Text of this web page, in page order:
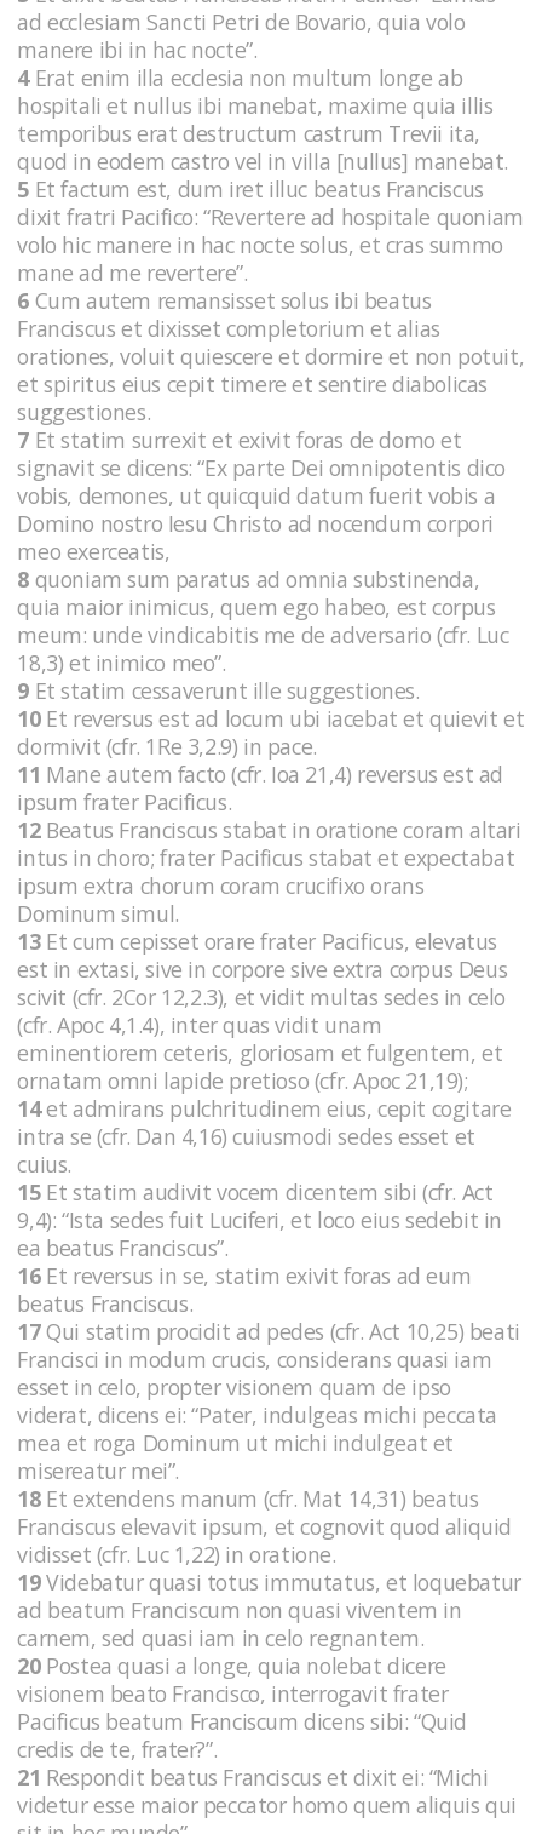
ad ecclesiam Sancti Petri de Bovario, quia volo
manere ibi in hac nocte”.
4Erat enim illa ecclesia non multum longe ab
hospitali et nullus ibi manebat, maxime quia illis
temporibus erat destructum castrum Trevii ita,
quod in eodem castro vel in villa [nullus] manebat.
5 Et factum est, dum iret illuc beatus Franciscus
dixit fratri Pacifico: “Revertere ad hospitale quoniam
volo hic manere in hac nocte solus, et cras summo
mane ad me revertere”.
6 Cum autem remansisset solus ibi beatus
Franciscus et dixisset completorium et alias
orationes, voluit quiescere et dormire et non potuit,
et spiritus eius cepit timere et sentire diabolicas
suggestiones.
7 Et statim surrexit et exivit foras de domo et
signavit se dicens: “Ex parte Dei omnipotentis dico
vobis, demones, ut quicquid datum fuerit vobis a
Domino nostro Iesu Christo ad nocendum corpori
meo exerceatis,
8 quoniam sum paratus ad omnia substinenda,
quia maior inimicus, quem ego habeo, est corpus
meum: unde vindicabitis me de adversario (cfr. Luc
18,3) et inimico meo”.
9 Et statim cessaverunt ille suggestiones.
10Et reversus est ad locum ubi iacebat et quievit et
dormivit (cfr. 1Re 3,2.9) in pace.
11 Mane autem facto (cfr. Ioa 21,4) reversus est ad
ipsum frater Pacificus.
12Beatus Franciscus stabat in oratione coram altari
intus in choro; frater Pacificus stabat et expectabat
ipsum extra chorum coram crucifixo orans
Dominum simul.
13Et cum cepisset orare frater Pacificus, elevatus
est in extasi, sive in corpore sive extra corpus Deus
scivit (cfr. 2Cor 12,2.3), et vidit multas sedes in celo
(cfr. Apoc 4,1.4), inter quas vidit unam
eminentiorem ceteris, gloriosam et fulgentem, et
ornatam omni lapide pretioso (cfr. Apoc 21,19);
14et admirans pulchritudinem eius, cepit cogitare
intra se (cfr. Dan 4,16) cuiusmodi sedes esset et
cuius.
15Et statim audivit vocem dicentem sibi (cfr. Act
9,4): “Ista sedes fuit Luciferi, et loco eius sedebit in
ea beatus Franciscus”.
16Et reversus in se, statim exivit foras ad eum
beatus Franciscus.
17Qui statim procidit ad pedes (cfr. Act 10,25) beati
Francisci in modum crucis, considerans quasi iam
esset in celo, propter visionem quam de ipso
viderat, dicens ei: “Pater, indulgeas michi peccata
mea et roga Dominum ut michi indulgeat et
misereatur mei”.
18Et extendens manum (cfr. Mat 14,31) beatus
Franciscus elevavit ipsum, et cognovit quod aliquid
vidisset (cfr. Luc 1,22) in oratione.
19Videbatur quasi totus immutatus, et loquebatur
ad beatum Franciscum non quasi viventem in
carnem, sed quasi iam in celo regnantem.
20Postea quasi a longe, quia nolebat dicere
visionem beato Francisco, interrogavit frater
Pacificus beatum Franciscum dicens sibi: “Quid
credis de te, frater?”.
21 Respondit beatus Franciscus et dixit ei: “Michi
videtur esse maior peccator homo quem aliquis qui